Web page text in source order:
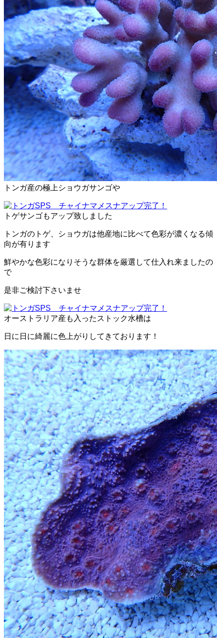
トンガ産の極上ショウガサンゴや
トゲサンゴもアップ致しました
トンガのトゲ、ショウガは他産地に比べて色彩が濃くなる傾
向が有ります
鮮やかな色彩になりそうな群体を厳選して仕入れ来ましたの
で
是非ご検討下さいませ
オーストラリア産も入ったストック水槽は
日に日に綺麗に色上がりしてきております！